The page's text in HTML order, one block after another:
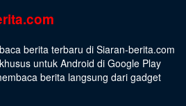
berita terbaru di Siaran-berita.com
untuk Android di Google Play
berita langsung dari gadget